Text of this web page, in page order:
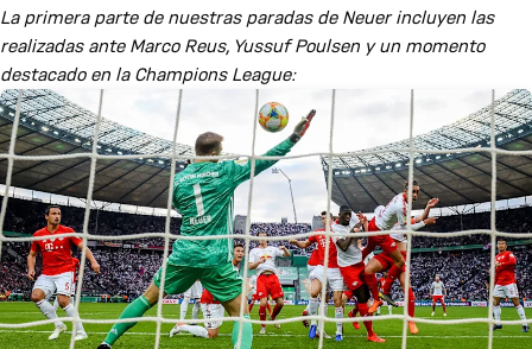
La primera parte de nuestras paradas de Neuer incluyen las
realizadas ante Marco Reus, Yussuf Poulsen y un momento
destacado en la Champions League: